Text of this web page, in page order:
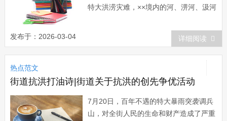
特大洪涝灾难，××境内的河、淠河、汲河
的生命财产受到了严重威胁。要害时刻，
县长、县防汛指挥长××临危不乱，精心组
织，科学决策，指挥有力，率领全县干群
日夜奋战在抗洪救灾第一线，在短短半个
月...
发布于：2026-03-04 详细阅读
热点范文
街道抗洪打油诗|街道关于抗洪的创先争优活动
7月20日，百年不遇的特大暴雨突袭调兵
山，对全街人民的生命和财产造成了严重